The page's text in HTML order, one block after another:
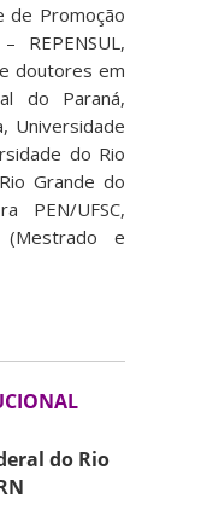
de Promoção
REPENSUL,
doutores em
do Paraná,
Universidade
do Rio
Grande do
PEN/UFSC,
e
do Rio